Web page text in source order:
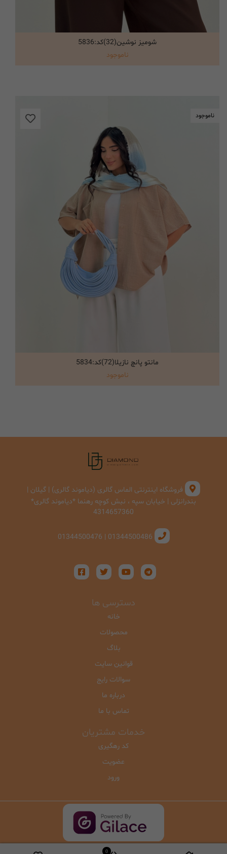
0
انتخاب گزینه ها
شومیز نوشین(32)کد:5836
ناموجود
ناموجود
انتخاب گزینه ها
مانتو پانچ نازیلا(72)کد:5834
ناموجود
فروشگاه اینترنتی الماس گالری (دیاموند گالری) | گیلان |
بندرانزلی | خیابان سپه ، نبش کوچه رهنما *دیاموند گالری*
4314657360
01344500486 | 01344500476
دسترسی ها
خانه
محصولات
بلاگ
قوانین سایت
سوالات رایج
درباره ما
تماس با ما
خدمات مشتریان
کد رهگیری
عضویت
ورود